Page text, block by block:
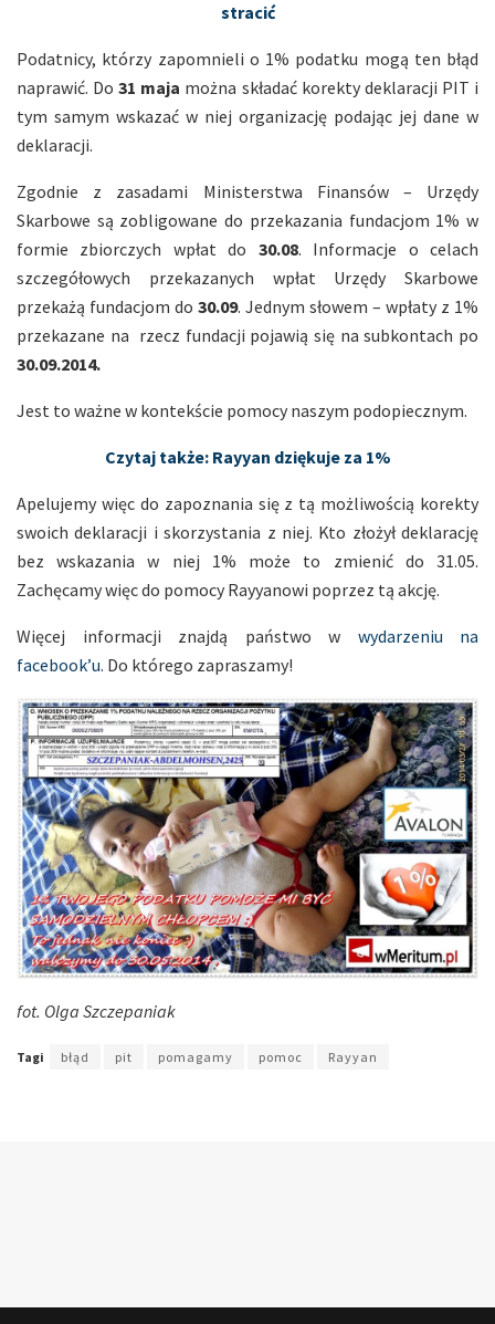
stracić
Podatnicy, którzy zapomnieli o 1% podatku mogą ten błąd
naprawić. Do31 maja można składać korekty deklaracji PIT i
tym samym wskazać w niej organizację podając jej dane w
deklaracji.
Zgodnie z zasadami Ministerstwa Finansów – Urzędy
Skarbowe są zobligowane do przekazania fundacjom 1% w
formie zbiorczych wpłat do 30.08. Informacje o celach
szczegółowych przekazanych wpłat Urzędy Skarbowe
przekażą fundacjom do 30.09. Jednym słowem – wpłaty z 1%
przekazane na rzecz fundacji pojawią się na subkontach po
30.09.2014.
Jest to ważne w kontekście pomocy naszym podopiecznym.
Czytaj także: Rayyan dziękuje za 1%
Apelujemy więc do zapoznania się z tą możliwością korekty
swoich deklaracji i skorzystania z niej. Kto złożył deklarację
bez wskazania w niej 1% może to zmienić do 31.05.
Zachęcamy więc do pomocy Rayyanowi poprzez tą akcję.
Więcej informacji znajdą państwo w wydarzeniu na
facebook’u. Do którego zapraszamy!
fot. Olga Szczepaniak
Tagi błąd pit pomagamy pomoc Rayyan